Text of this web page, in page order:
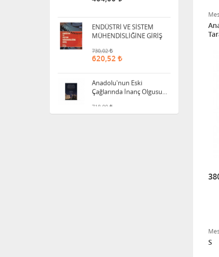
ENDÜSTRİ VE SİSTEM
730,02
620,52
Anadolu'nun Eski
ve Yönetim Anlayışı
718,00
610,30
MODERN PAZARLAMA
S